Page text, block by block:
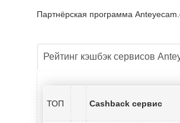
Партнёрская программа
Рейтинг кэшбэк сервисов
ТОП Cashback сервис